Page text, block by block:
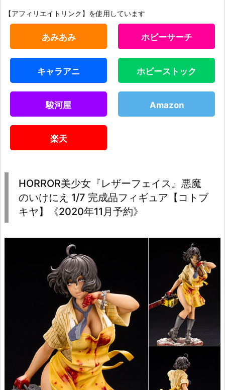
【アフィリエイトリンク】を使用しています
あみあみ ホビーサーチ
キャラアニ ホビーストック
駿河屋 Amazon
楽天
HORROR美少女『レザーフェイス』悪魔
のいけにえ 1/7 完成品フィギュア【コトブ
キヤ】《2020年11月予約》